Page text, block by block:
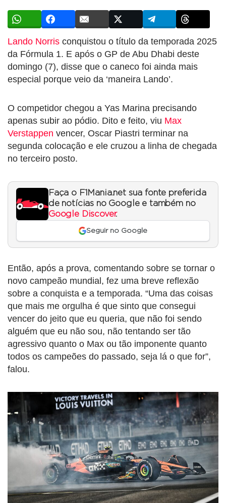
Lando Norris conquistou o título da temporada 2025
da Fórmula 1. E após o GP de Abu Dhabi deste
domingo (7), disse que o caneco foi ainda mais
especial porque veio da ‘maneira Lando’.
O competidor chegou a Yas Marina precisando
apenas subir ao pódio. Dito e feito, viu Max
Verstappen vencer, Oscar Piastri terminar na
segunda colocação e ele cruzou a linha de chegada
no terceiro posto.
Faça o F1Mania.net sua fonte preferida
de notícias no Google e também no
Google Discover.
Seguir no Google
Então, após a prova, comentando sobre se tornar o
novo campeão mundial, fez uma breve reflexão
sobre a conquista e a temporada. “Uma das coisas
que mais me orgulha é que sinto que consegui
vencer do jeito que eu queria, que não foi sendo
alguém que eu não sou, não tentando ser tão
agressivo quanto o Max ou tão imponente quanto
todos os campeões do passado, seja lá o que for”,
falou.